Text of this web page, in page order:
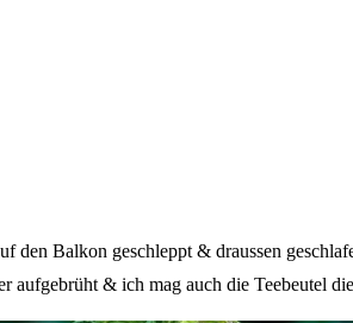
den Balkon geschleppt & draussen
aufgebrüht & ich mag auch die Teebeutel